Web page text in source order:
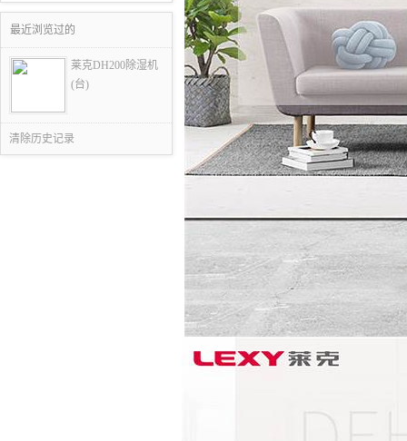
最近浏览过的
莱克DH200除湿机
(台)
清除历史记录